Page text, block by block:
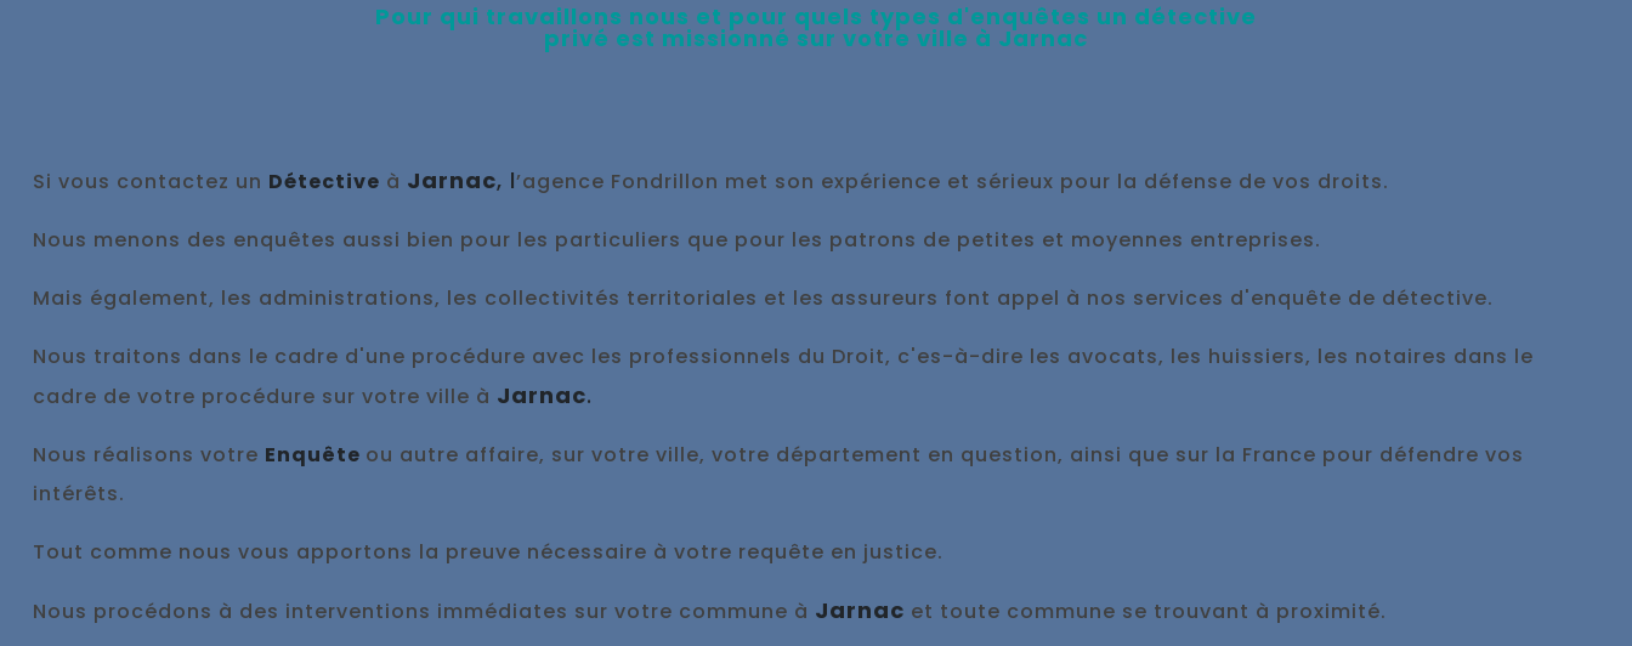
Pour qui travaillons nous et pour quels types d'enquêtes un détective
privé est missionné sur votre ville à Jarnac
Si vous contactez un Détective à Jarnac, l’agence Fondrillon met son expérience et sérieux pour la défense de vos droits.
Nous menons des enquêtes aussi bien pour les particuliers que pour les patrons de petites et moyennes entreprises.
Mais également, les administrations, les collectivités territoriales et les assureurs font appel à nos services d'enquête de détective.
Nous traitons dans le cadre d'une procédure avec les professionnels du Droit, c'es-à-dire les avocats, les huissiers, les notaires dans le
cadre de votre procédure sur votre ville à Jarnac.
Nous réalisons votre Enquête ou autre affaire, sur votre ville, votre département en question, ainsi que sur la France pour défendre vos
intérêts.
Tout comme nous vous apportons la preuve nécessaire à votre requête en justice.
Nous procédons à des interventions immédiates sur votre commune à Jarnac et toute commune se trouvant à proximité.